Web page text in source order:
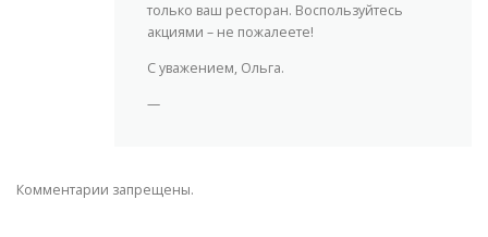
только ваш ресторан. Воспользуйтесь
акциями – не пожалеете!
С уважением, Ольга.
—
Комментарии запрещены.